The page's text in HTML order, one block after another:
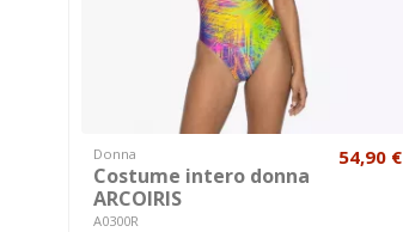
Donna
Costume intero donna
ARCOIRIS
A0300R
54,90 €